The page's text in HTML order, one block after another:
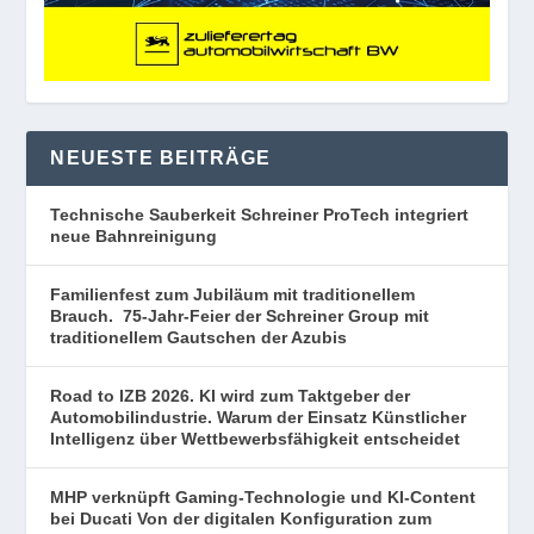
NEUESTE BEITRÄGE
Technische Sauberkeit Schreiner ProTech integriert
neue Bahnreinigung
Familienfest zum Jubiläum mit traditionellem
Brauch. 75-Jahr-Feier der Schreiner Group mit
traditionellem Gautschen der Azubis
Road to IZB 2026. KI wird zum Taktgeber der
Automobilindustrie. Warum der Einsatz Künstlicher
Intelligenz über Wettbewerbsfähigkeit entscheidet
MHP verknüpft Gaming-Technologie und KI-Content
bei Ducati Von der digitalen Konfiguration zum